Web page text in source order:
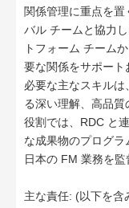
関係管理に重点を
バル チームと協力
トフォーム チーム
要な関係をサポート
必要な主なスキル
る深い理解、高品
役割では、RDC と
な成果物のプログ
日本の FM 業務を監
主な責任: (以下を含